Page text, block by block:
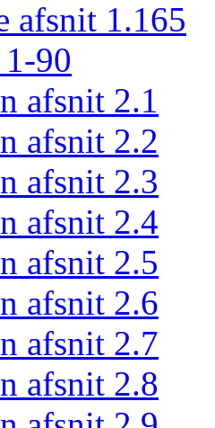
afsnit 1.165
90
afsnit 2.1
afsnit 2.2
afsnit 2.3
afsnit 2.4
afsnit 2.5
afsnit 2.6
afsnit 2.7
afsnit 2.8